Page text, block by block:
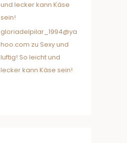
und lecker kann Käse
sein!
gloriadelpilar_1994@ya
hoo.com zu Sexy und
luftig! So leicht und
lecker kann Käse sein!